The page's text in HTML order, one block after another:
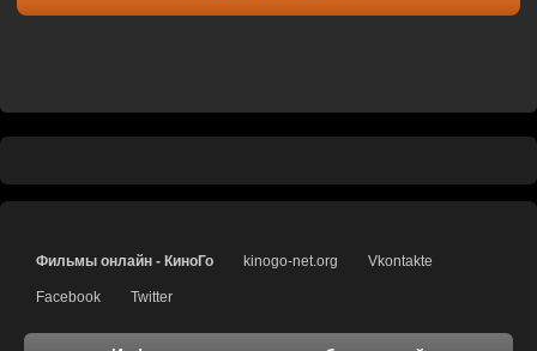
Фильмы онлайн - КиноГо kinogo-net.org Vkontakte
Facebook Twitter